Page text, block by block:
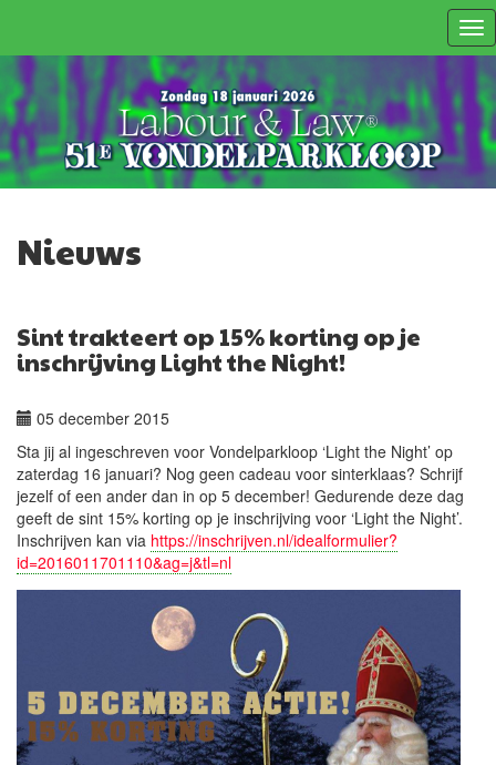
Nieuws
Sint trakteert op 15% korting op je
inschrijving Light the Night!
05 december 2015
Sta jij al ingeschreven voor Vondelparkloop ‘Light the Night’ op
zaterdag 16 januari? Nog geen cadeau voor sinterklaas? Schrijf
jezelf of een ander dan in op 5 december! Gedurende deze dag
geeft de sint 15% korting op je inschrijving voor ‘Light the Night’.
Inschrijven kan via https://inschrijven.nl/idealformulier?
id=2016011701110&ag=j&tl=nl